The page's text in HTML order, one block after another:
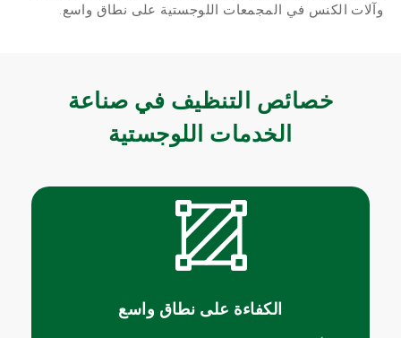
وآلات الكنس في المجمعات اللوجستية على نطاق واسع.
خصائص التنظيف في صناعة
الخدمات اللوجستية
الكفاءة على نطاق واسع